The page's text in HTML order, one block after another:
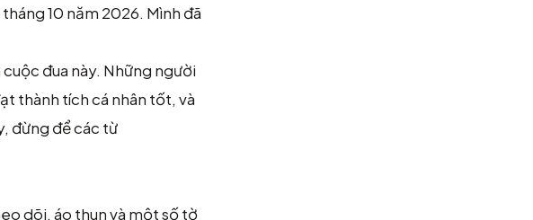
10 năm 2026. Mình đã
đua này. Những người
thành tích cá nhân tốt, và
đừng để các từ
dõi, áo thun và một số tờ